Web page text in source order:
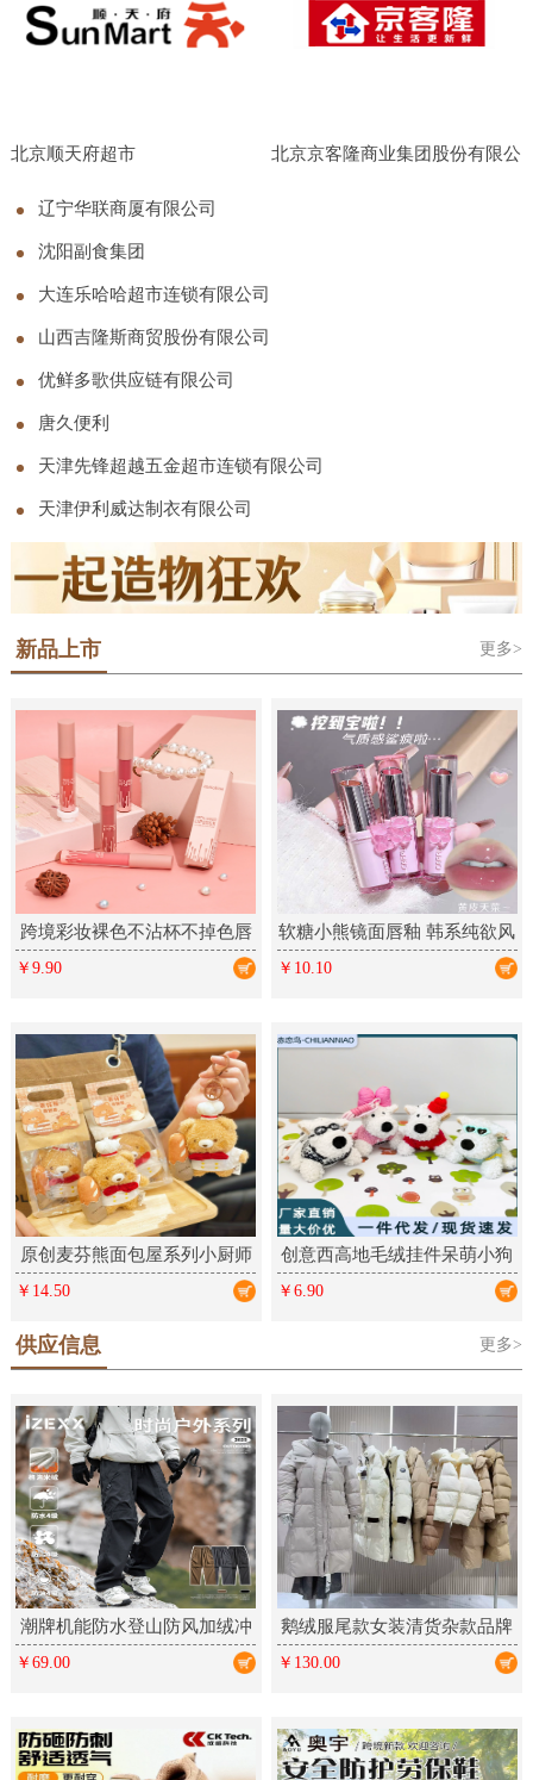
北京顺天府超市 北京京客隆商业集团股份有限公
辽宁华联商厦有限公司
沈阳副食集团
大连乐哈哈超市连锁有限公司
山西吉隆斯商贸股份有限公司
优鲜多歌供应链有限公司
唐久便利
天津先锋超越五金超市连锁有限公司
天津伊利威达制衣有限公司
新品上市 更多>
跨境彩妆裸色不沾杯不掉色唇
釉 丝绒哑光雾面多色唇彩
￥9.90
软糖小熊镜面唇釉 韩系纯欲风
春夏显白少女彩妆口红美妆
￥10.10
原创麦芬熊面包屋系列小厨师
毛绒钥匙扣卡通挂件可爱礼品
￥14.50
创意西高地毛绒挂件呆萌小狗
学生包包挂饰情侣钥匙扣毛绒
￥6.90
供应信息 更多>
潮牌机能防水登山防风加绒冲
锋裤户外三防运动工装长裤男
￥69.00
鹅绒服尾款女装清货杂款品牌
折扣厂家女装走份实体直播拿
￥130.00